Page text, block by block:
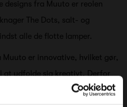
designs fra Muuto er reolen
The Dots, salt- og
alle de flotte lamper.
er innovative, hvilket gør,
at udfolde sig kreativt. Derfor
også tit ses i de mange